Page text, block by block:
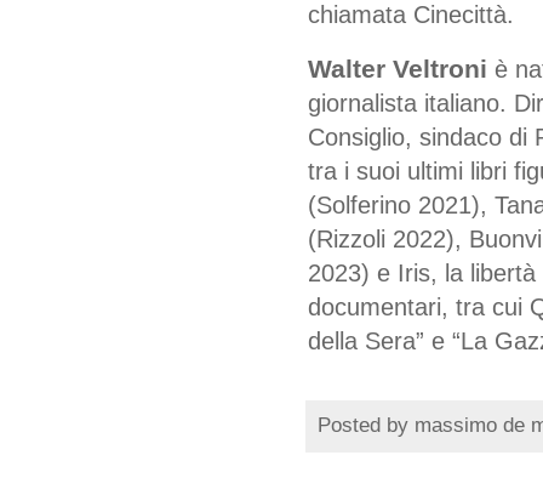
chiamata Cinecittà.
Walter Veltroni è
giornalista italiano.
Consiglio, sindaco di
tra i suoi ultimi libri
(Solferino 2021),
(Rizzoli 2022),
2023) e Iris, la
documentari, tra cui
della Sera” e “La
Posted by massimo de